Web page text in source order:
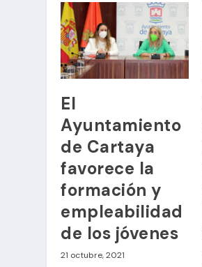
El
Ayuntamiento
de Cartaya
favorece la
formación y
empleabilidad
de los jóvenes
21 octubre, 2021